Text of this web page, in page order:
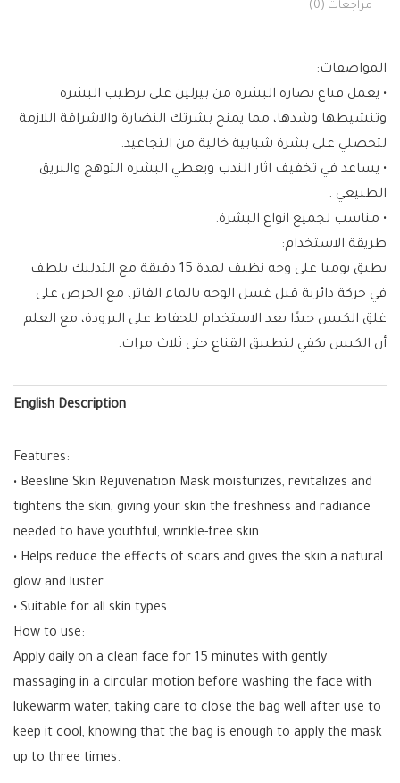
مراجعات (0)
المواصفات:
• يعمل قناع نضارة البشرة من بيزلين على ترطيب البشرة
وتنشيطها وشدها، مما يمنح بشرتك النضارة والاشراقة اللازمة
لتحصلي على بشرة شبابية خالية من التجاعيد.
• يساعد في تخفيف اثار الندب ويعطي البشره التوهج والبريق
الطبيعي .
• مناسب لجميع انواع البشرة.
طريقة الاستخدام:
يطبق يوميا على وجه نظيف لمدة 15 دقيقة مع التدليك بلطف
في حركة دائرية قبل غسل الوجه بالماء الفاتر، مع الحرص على
غلق الكيس جيدًا بعد الاستخدام للحفاظ على البرودة، مع العلم
أن الكيس يكفي لتطبيق القناع حتى ثلاث مرات.
English Description
Features:
• Beesline Skin Rejuvenation Mask moisturizes, revitalizes and
tightens the skin, giving your skin the freshness and radiance
needed to have youthful, wrinkle-free skin.
• Helps reduce the effects of scars and gives the skin a natural
glow and luster.
• Suitable for all skin types.
How to use:
Apply daily on a clean face for 15 minutes with gently
massaging in a circular motion before washing the face with
lukewarm water, taking care to close the bag well after use to
keep it cool, knowing that the bag is enough to apply the mask
up to three times.